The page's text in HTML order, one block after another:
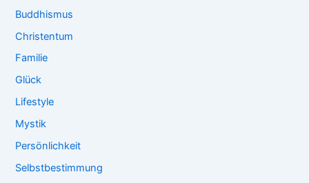
Buddhismus
Christentum
Familie
Glück
Lifestyle
Mystik
Persönlichkeit
Selbstbestimmung